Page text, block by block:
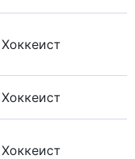
Хоккеист
Хоккеист
Хоккеист